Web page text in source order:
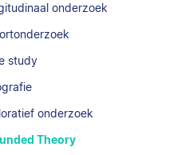
onderzoek
study
onderzoek
Theory